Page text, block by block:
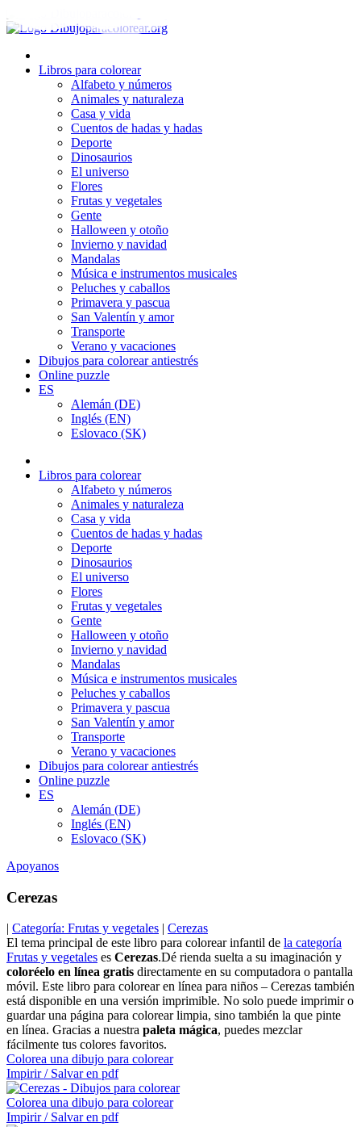
al
Libros para colorear
Alfabeto y números
Animales y naturaleza
Casa y vida
Cuentos de hadas y hadas
Deporte
Dinosaurios
El universo
Flores
Frutas y vegetales
Gente
Halloween y otoño
Invierno y navidad
Mandalas
Música e instrumentos musicales
Peluches y caballos
Primavera y pascua
San Valentín y amor
Transporte
Verano y vacaciones
Dibujos para colorear antiestrés
Online puzzle
ES
Alemán (DE)
Inglés (EN)
Eslovaco (SK)
Libros para colorear
Alfabeto y números
Animales y naturaleza
Casa y vida
Cuentos de hadas y hadas
Deporte
Dinosaurios
El universo
Flores
Frutas y vegetales
Gente
Halloween y otoño
Invierno y navidad
Mandalas
Música e instrumentos musicales
Peluches y caballos
Primavera y pascua
San Valentín y amor
Transporte
Verano y vacaciones
Dibujos para colorear antiestrés
Online puzzle
ES
Alemán (DE)
Inglés (EN)
Eslovaco (SK)
Apoyanos
Cerezas
| Categoría: Frutas y vegetales | Cerezas
El tema principal de este libro para colorear infantil de la categoría
Frutas y vegetales es Cerezas.Dé rienda suelta a su imaginación y
coloréelo en línea gratis directamente en su computadora o pantalla
móvil. Este libro para colorear en línea para niños – Cerezas también
está disponible en una versión imprimible. No solo puede imprimir o
guardar una página para colorear limpia, sino también la que pinte
en línea. Gracias a nuestra paleta mágica, puedes mezclar
fácilmente tus colores favoritos.
Colorea una dibujo para colorear
Impirir / Salvar en pdf
Colorea una dibujo para colorear
Impirir / Salvar en pdf